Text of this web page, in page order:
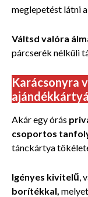
meglepetést látni
Váltsd valóra
párcserék nélküli
Karácsonyra
Akár egy órás
csoportos
tánckártya
Igényes kivitelű,
borítékkal,